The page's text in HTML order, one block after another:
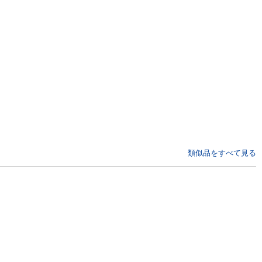
類似品をすべて見る